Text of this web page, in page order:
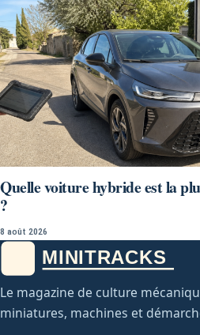
Quelle voiture hybride est la
?
8 août 2026
Le magazine de culture
miniatures, machines et